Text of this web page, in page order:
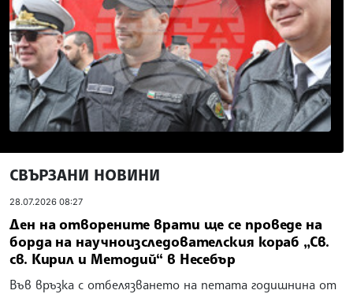
СВЪРЗАНИ НОВИНИ
28.07.2026 08:27
Ден на отворените врати ще се проведе на
борда на научноизследователския кораб „Св.
св. Кирил и Методий“ в Несебър
Във връзка с отбелязването на петата годишнина от